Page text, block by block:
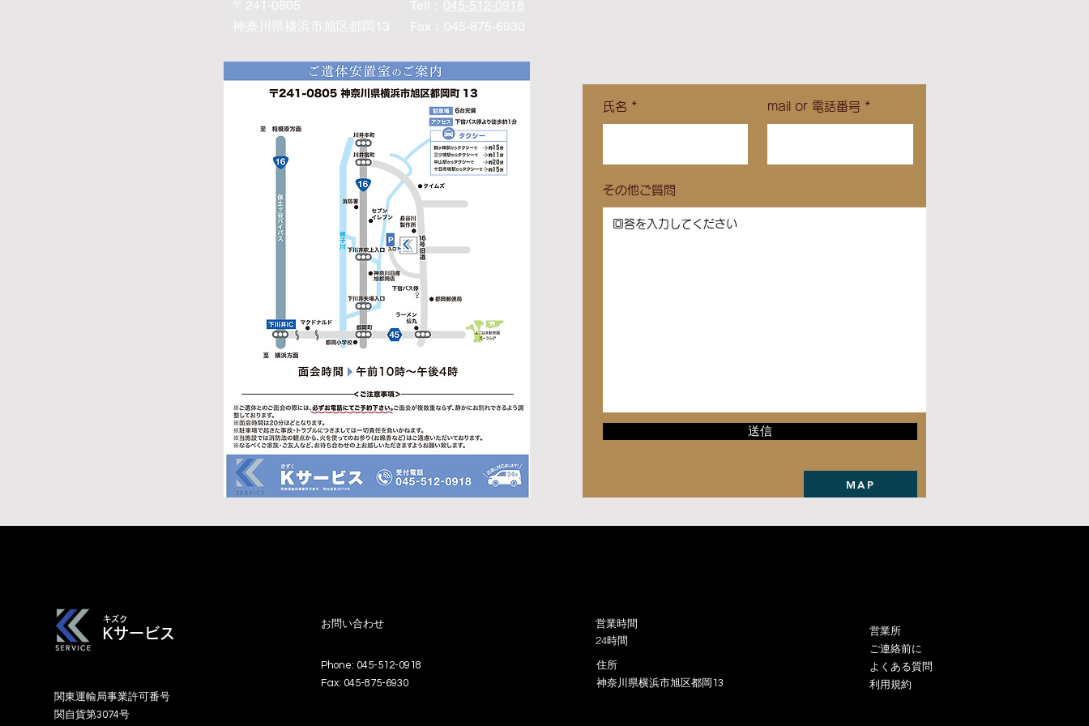
〒241-0805
神奈川県横浜市旭区都岡13
Tell
045-512-0918
Fax：045-875-6930
氏名 mail or 電話番号
その他ご質問
送信
MAP
​キズク
Kサービス
関東運輸局事業許可番号
​関自貨第3074号
お問い合わせ
Phone: 045-512-0918
Fax: 045-875-6930
​営業時間
24時間
住所
神奈川県横浜市旭区都岡13
​営業所
ご連絡前に
よくある質問
利用規約